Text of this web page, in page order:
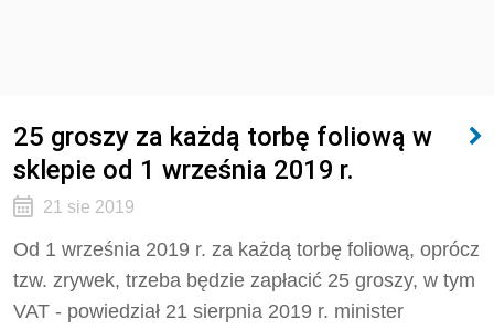
25 groszy za każdą torbę foliową w
sklepie od 1 września 2019 r.
21 sie 2019
Od 1 września 2019 r. za każdą torbę foliową, oprócz
tzw. zrywek, trzeba będzie zapłacić 25 groszy, w tym
VAT - powiedział 21 sierpnia 2019 r. minister